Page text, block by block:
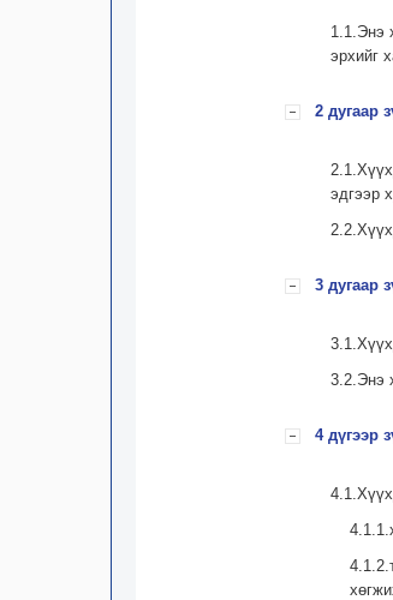
1.1.Энэ
эрхийг
2 дугаар
эдгээр
3 дугаар
3.2.Энэ
4 дүгээр